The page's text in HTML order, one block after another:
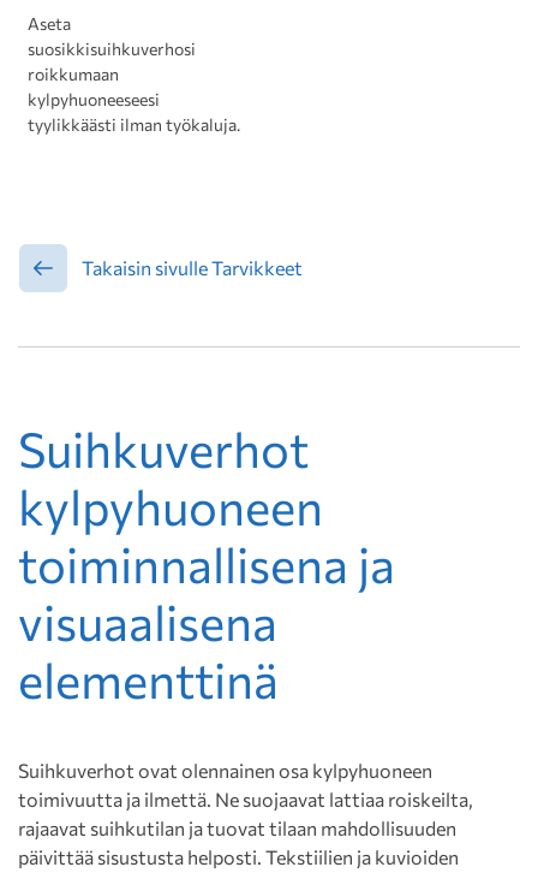
Aseta
suosikkisuihkuverhosi
roikkumaan
kylpyhuoneeseesi
tyylikkäästi ilman työkaluja.
Takaisin sivulle Tarvikkeet
Suihkuverhot
kylpyhuoneen
toiminnallisena ja
visuaalisena
elementtinä
Suihkuverhot ovat olennainen osa kylpyhuoneen
toimivuutta ja ilmettä. Ne suojaavat lattiaa roiskeilta,
rajaavat suihkutilan ja tuovat tilaan mahdollisuuden
päivittää sisustusta helposti. Tekstiilien ja kuvioiden